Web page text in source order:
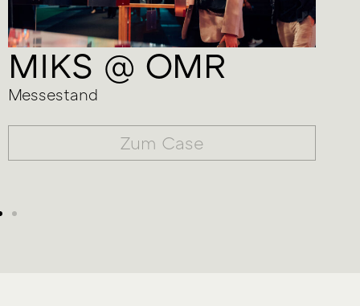
MIKS @ OMR
Messestand
Zum Case